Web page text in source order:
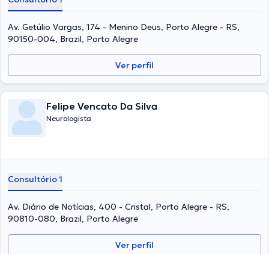
Av. Getúlio Vargas, 174 - Menino Deus, Porto Alegre - RS,
90150-004, Brazil, Porto Alegre
Ver perfil
Felipe Vencato Da Silva
Neurologista
Consultório 1
Av. Diário de Notícias, 400 - Cristal, Porto Alegre - RS,
90810-080, Brazil, Porto Alegre
Ver perfil